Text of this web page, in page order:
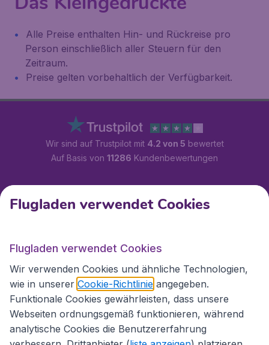
Alle Preise enthalten Hin- und Rückreise pro
Person einschließlich aller Steuern für den
Zeitraum.
Preise gelten vorbehaltlich der Verfügbarkeit.
Wir sind auf Trustpilot mit 4.2 von 5 bewertet
Auf Basis von 11286 Kundenbewertungen
Kundenservice
Flugladen.at
Internationale Webseiten
Flugladen verwendet Cookies
Flugladen verwendet Cookies
Wir verwenden Cookies und ähnliche Technologien,
wie in unserer Cookie-Richtlinie angegeben.
Funktionale Cookies gewährleisten, dass unsere
Webseiten ordnungsgemäß funktionieren, während
analytische Cookies die Benutzererfahrung